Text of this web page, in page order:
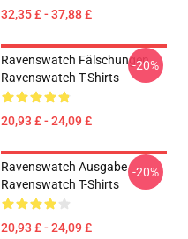
32,35 £ - 37,88 £
Ravenswatch Fälschungen
Ravenswatch T-Shirts
20,93 £ - 24,09 £
-20%
Ravenswatch Ausgabe
Ravenswatch T-Shirts
20,93 £ - 24,09 £
-20%